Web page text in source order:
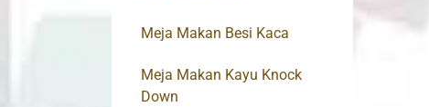
Meja Makan Besi Kaca
Meja Makan Kayu Knock
Down